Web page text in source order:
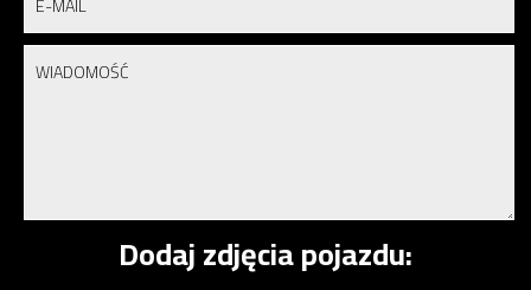
Dodaj zdjęcia pojazdu: